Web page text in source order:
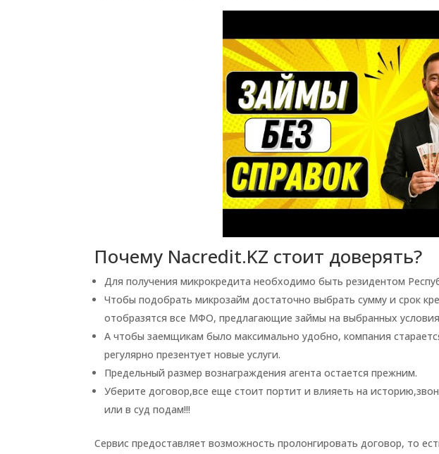
Почему Nacredit.KZ стоит доверять?
Для получения микрокредита необходимо быть резидентом
Чтобы подобрать микрозайм достаточно выбрать сумму и срок
отобразятся все МФО, предлагающие займы на выбранных
А чтобы заемщикам было максимально удобно, компания
регулярно презентует новые услуги.
Предельный размер вознаграждения агента остается прежним.
Уберите договор,все еще стоит портит и влияеть на
или в суд подам!!!
Сервис предоставляет возможность пролонгировать договор, то